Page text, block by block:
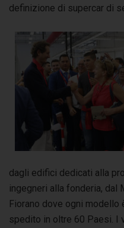
definizione di supercar di
dagli edifici dedicati alla
ingegneri alla fonderia, dal
Fiorano dove ogni
spedito in oltre 60 Paesi. I